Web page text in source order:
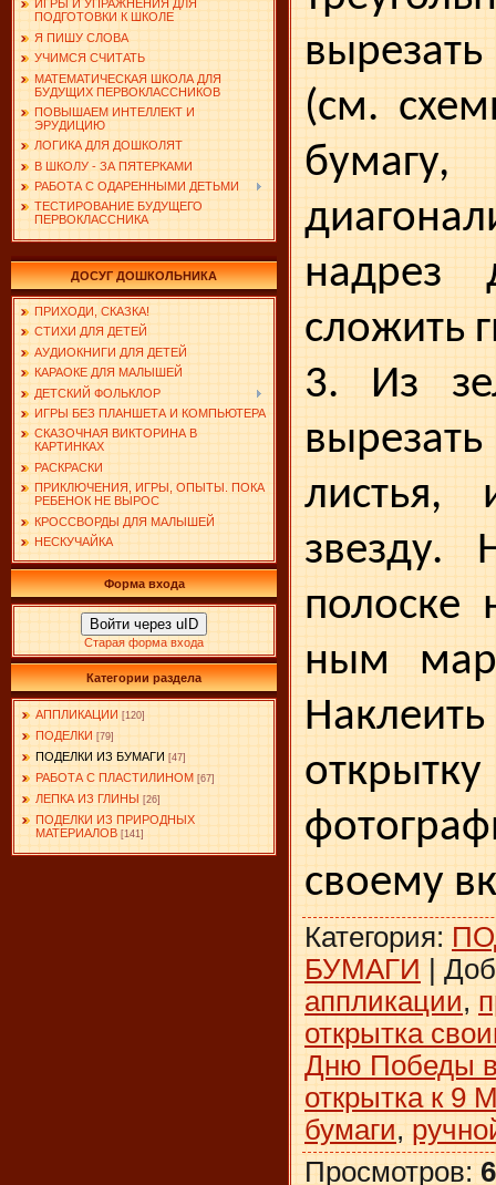
ИГРЫ И УПРАЖНЕНИЯ ДЛЯ
ПОДГОТОВКИ К ШКОЛЕ
Я ПИШУ СЛОВА
УЧИМСЯ СЧИТАТЬ
МАТЕМАТИЧЕСКАЯ ШКОЛА ДЛЯ
БУДУЩИХ ПЕРВОКЛАССНИКОВ
ПОВЫШАЕМ ИНТЕЛЛЕКТ И
ЭРУДИЦИЮ
ЛОГИКА ДЛЯ ДОШКОЛЯТ
В ШКОЛУ - ЗА ПЯТЕРКАМИ
РАБОТА С ОДАРЕННЫМИ ДЕТЬМИ
ТЕСТИРОВАНИЕ БУДУЩЕГО
ПЕРВОКЛАССНИКА
ДОСУГ ДОШКОЛЬНИКА
ПРИХОДИ, СКАЗКА!
СТИХИ ДЛЯ ДЕТЕЙ
АУДИОКНИГИ ДЛЯ ДЕТЕЙ
КАРАОКЕ ДЛЯ МАЛЫШЕЙ
ДЕТСКИЙ ФОЛЬКЛОР
ИГРЫ БЕЗ ПЛАНШЕТА И КОМПЬЮТЕРА
СКАЗОЧНАЯ ВИКТОРИНА В
КАРТИНКАХ
РАСКРАСКИ
ПРИКЛЮЧЕНИЯ, ИГРЫ, ОПЫТЫ. ПОКА
РЕБЕНОК НЕ ВЫРОС
КРОССВОРДЫ ДЛЯ МАЛЫШЕЙ
НЕСКУЧАЙКА
Форма входа
Войти через uID
Старая форма входа
Категории раздела
АППЛИКАЦИИ [120]
ПОДЕЛКИ [79]
ПОДЕЛКИ ИЗ БУМАГИ [47]
РАБОТА С ПЛАСТИЛИНОМ [67]
ЛЕПКА ИЗ ГЛИНЫ [26]
ПОДЕЛКИ ИЗ ПРИРОДНЫХ
МАТЕРИАЛОВ [141]
(см.
надрез
сложить
3. Из
листья,
звезду.
полоске
ным
своему
Категория:
БУМАГИ |
аппликации,
открытка
Дню Победы в
открытка к 9
бумаги,
Просмотров: